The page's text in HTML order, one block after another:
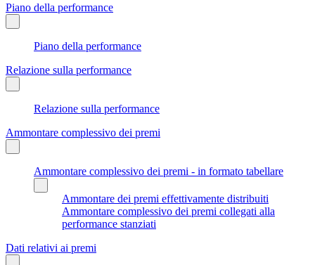
Piano della performance
Piano della performance
Relazione sulla performance
Relazione sulla performance
Ammontare complessivo dei premi
Ammontare complessivo dei premi - in formato tabellare
Ammontare dei premi effettivamente distribuiti
Ammontare complessivo dei premi collegati alla
performance stanziati
Dati relativi ai premi